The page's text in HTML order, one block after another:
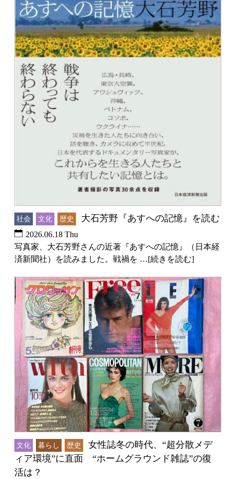
社会 文化 歴史 大石芳野『あすへの記憶』を読む
2026.06.18 Thu
写真家、大石芳野さんの近著『あすへの記憶』（日本経
済新聞社）を読みました。戦禍を …[続きを読む]
文化 暮らし 歴史
女性誌冬の時代、“超分散メデ
ィア環境”に直面 “ホームグラウンド雑誌”の復
活は？